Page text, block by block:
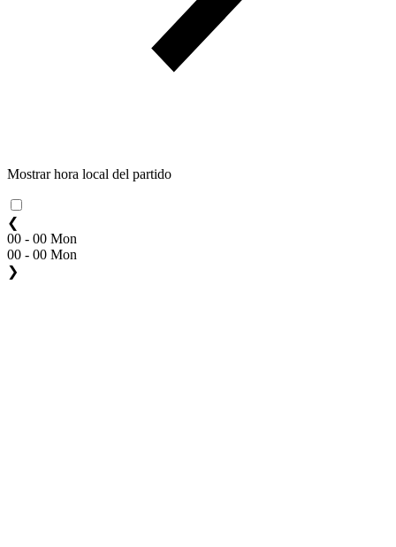
Mostrar hora local del partido
❮
00 - 00 Mon
00 - 00 Mon
❯